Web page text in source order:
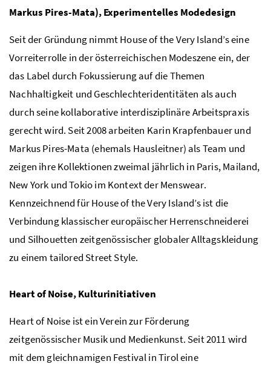
Markus Pires-Mata), Experimentelles Modedesign
Seit der Gründung nimmtHouse of the Very Island’seine
Vorreiterrolle in der österreichischen Modeszene ein, der
das Label durch Fokussierung auf die Themen
Nachhaltigkeit und Geschlechteridentitäten als auch
durch seine kollaborative interdisziplinäre Arbeitspraxis
gerecht wird. Seit 2008 arbeiten Karin Krapfenbauer und
Markus Pires-Mata (ehemals Hausleitner) als Team und
zeigen ihre Kollektionen zweimal jährlich in Paris, Mailand,
New York und Tokio im Kontext derMenswear.
Kennzeichnend fürHouse of the Very Island’sist die
Verbindung klassischer europäischer Herrenschneiderei
und Silhouetten zeitgenössischer globaler Alltagskleidung
zu einem tailored Street Style.
Heart of Noise, Kulturinitiativen
Heart of Noise ist ein Verein zur Förderung
zeitgenössischer Musik und Medienkunst. Seit 2011 wird
mit dem gleichnamigen Festival in Tirol eine